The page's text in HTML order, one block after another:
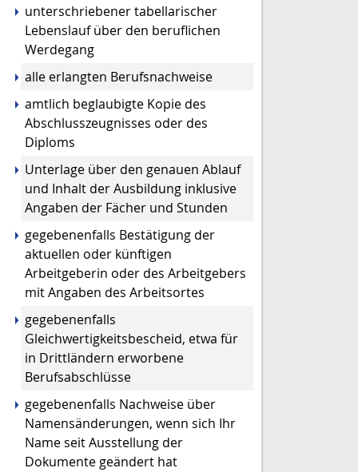
unterschriebener tabellarischer
Lebenslauf über den beruflichen
Werdegang
alle erlangten Berufsnachweise
amtlich beglaubigte Kopie des
Abschlusszeugnisses oder des
Diploms
Unterlage über den genauen Ablauf
und Inhalt der Ausbildung inklusive
Angaben der Fächer und Stunden
gegebenenfalls Bestätigung der
aktuellen oder künftigen
Arbeitgeberin oder des Arbeitgebers
mit Angaben des Arbeitsortes
gegebenenfalls
Gleichwertigkeitsbescheid, etwa für
in Drittländern erworbene
Berufsabschlüsse
gegebenenfalls Nachweise über
Namensänderungen, wenn sich Ihr
Name seit Ausstellung der
Dokumente geändert hat